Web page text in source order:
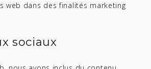
web dans des finalités marketing
sociaux